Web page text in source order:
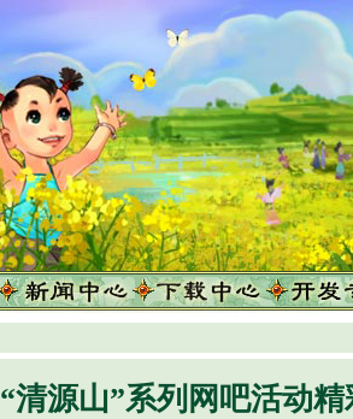
“清源山”系列网吧活动